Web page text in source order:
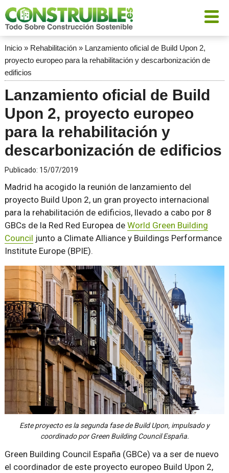
Inicio» Rehabilitación» Lanzamiento oficial de Build Upon 2,
proyecto europeo para la rehabilitación y descarbonización de
edificios
Lanzamiento oficial de Build
Upon 2, proyecto europeo
para la rehabilitación y
descarbonización de edificios
Publicado: 15/07/2019
Madrid ha acogido la reunión de lanzamiento del
proyecto Build Upon 2, un gran proyecto internacional
para la rehabilitación de edificios, llevado a cabo por 8
GBCs de la Red Red Europea de World Green Building
Council junto a Climate Alliance y Buildings Performance
Institute Europe (BPIE).
Este proyecto es la segunda fase de Build Upon, impulsado y
coordinado por Green Building Council España.
Green Building Council España (GBCe) va a ser de nuevo
el coordinador de este proyecto europeo Build Upon 2,